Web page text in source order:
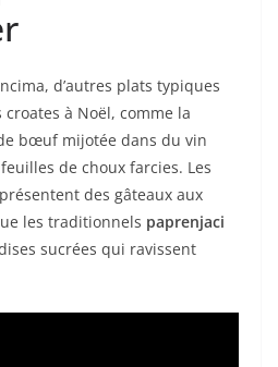
d’autres plats typiques
à Noël, comme la
bœuf mijotée dans du vin
de choux farcies. Les
des gâteaux aux
les traditionnels paprenjaci
sucrées qui ravissent